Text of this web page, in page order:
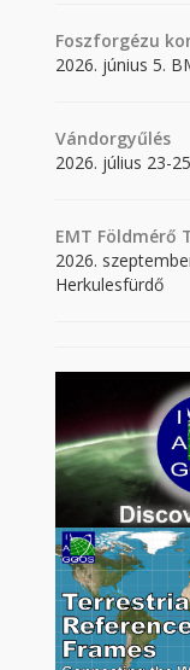
Foszforgézu
2026. június 5.
Vándorgyűlés
2026. július 23-
EMT Földmérő
2026.
Herkulesfürdő